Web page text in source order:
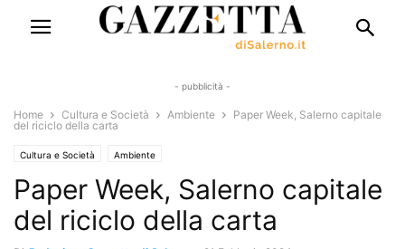
- pubblicità -
Home Cultura e Società Ambiente
Paper Week, Salerno capitale
del riciclo della carta
Cultura e Società Ambiente
Paper Week, Salerno capitale
del riciclo della carta